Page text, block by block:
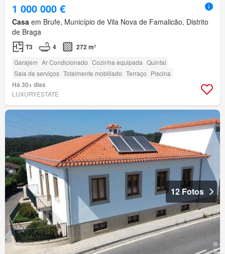
1 000 000 €
Casa em Brufe, Município de Vila Nova de Famalicão, Distrito
de Braga
T3 4 272 m²
Garajem Ar Condicionado Cozinha equipada Quintal
Sala de serviços Totalmente mobiliado Terraço Piscina
Há 30+ dias
LUXURYESTATE
12 Fotos